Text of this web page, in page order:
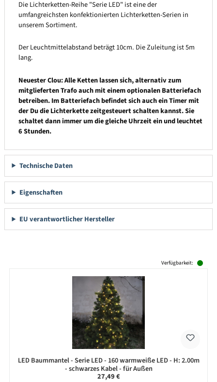
Die Lichterketten-Reihe "Serie LED" ist eine der
umfangreichsten konfektionierten Lichterketten-Serien in
unserem Sortiment.
Der Leuchtmittelabstand beträgt 10cm. Die Zuleitung ist 5m
lang.
Neuester Clou: Alle Ketten lassen sich, alternativ zum
mitglieferten Trafo auch mit einem optionalen Batteriefach
betreiben. Im Batteriefach befindet sich auch ein Timer mit
der Du die Lichterkette zeitgesteuert schalten kannst. Sie
schaltet dann immer um die gleiche Uhrzeit ein und leuchtet
6 Stunden.
Technische Daten
Eigenschaften
EU verantwortlicher Hersteller
Verfügbarkeit:
LED Baummantel - Serie LED - 160 warmweiße LED - H: 2.00m
- schwarzes Kabel - für Außen
Regulärer Preis:
27,49 €